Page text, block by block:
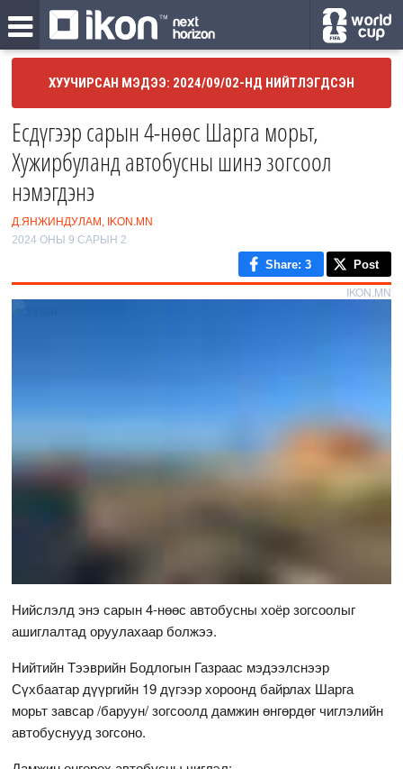
ХУУЧИРСАН МЭДЭЭ: 2024/09/02-НД НИЙТЛЭГДСЭН
Есдүгээр сарын 4-нөөс Шарга морьт,
Хужирбуланд автобусны шинэ зогсоол
нэмэгдэнэ
Д.ЯНЖИНДУЛАМ, IKON.MN
2024 ОНЫ 9 САРЫН 2
Share: 3 Post
IKON.MN
Нийслэлд энэ сарын 4-нөөс автобусны хоёр зогсоолыг
ашиглалтад оруулахаар болжээ.
Нийтийн Тээврийн Бодлогын Газраас мэдээлснээр
Сүхбаатар дүүргийн 19 дүгээр хороонд байрлах Шарга
морьт завсар /баруун/ зогсоолд дамжин өнгөрдөг чиглэлийн
автобуснууд зогсоно.